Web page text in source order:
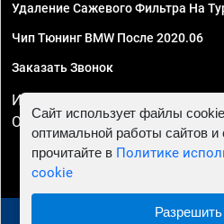
Удаление Сажевого Фильтра На
Чип Тюнинг BMW После 2020.06
Заказать Звонок
ИП Смирнов Георгий
ОГРНИП 324470400032610
© 2010 - 2026 Чип тюнинг в
Сайт использует файлы
оптимальной работы сайтов
прочитайте в Политике
cookie